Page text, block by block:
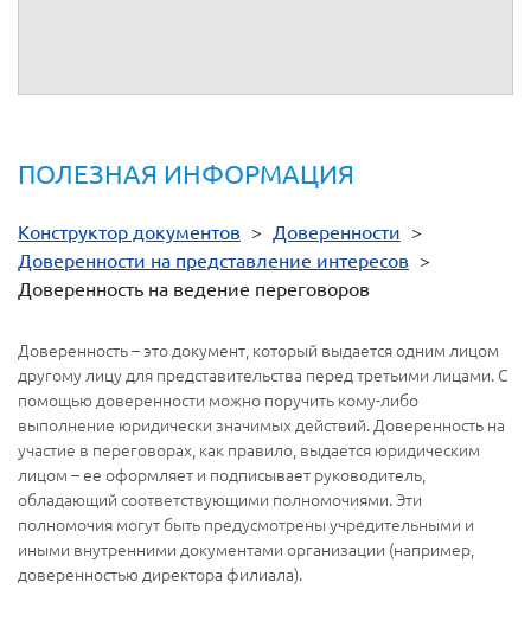
ПОЛЕЗНАЯ ИНФОРМАЦИЯ
Конструктор документов > Доверенности >
Доверенности на представление интересов >
Доверенность на ведение переговоров
Доверенность – это документ, который выдается одним лицом
другому лицу для представительства перед третьими лицами. С
помощью доверенности можно поручить кому-либо
выполнение юридически значимых действий. Доверенность на
участие в переговорах, как правило, выдается юридическим
лицом – ее оформляет и подписывает руководитель,
обладающий соответствующими полномочиями. Эти
полномочия могут быть предусмотрены учредительными и
иными внутренними документами организации (например,
доверенностью директора филиала).